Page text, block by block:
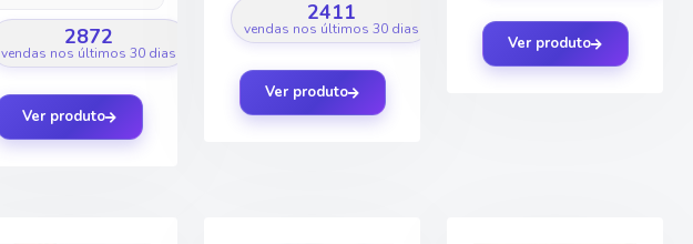
2872
vendas nos últimos 30 dias
Ver produto
2411
vendas nos últimos 30 dias
Ver produto
Ver produto